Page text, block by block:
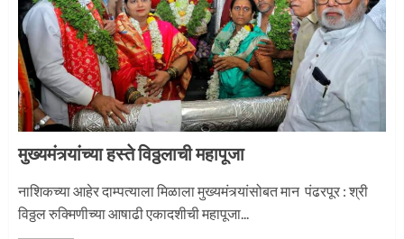
3
मुख्यमंत्र्यांच्या हस्ते विठ्ठलाची महापूजा
नाशिकच्या आहेर दाम्पत्याला मिळाला मुख्यमंत्र्यांसोबत मान पंढरपूर : श्री
विठ्ठल रुक्मिणीच्या आषाढी एकादशीची महापूजा...